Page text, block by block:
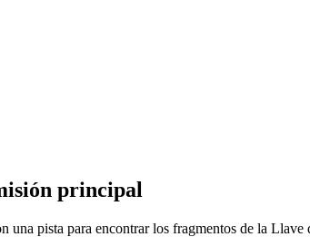
principal
pista para encontrar los fragmentos de la